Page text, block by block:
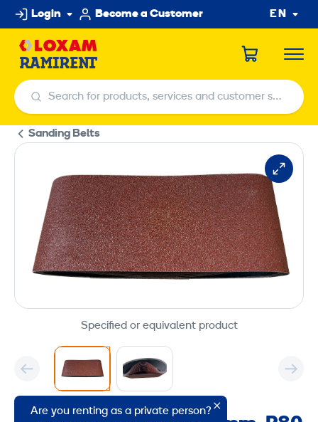
Skip
to
content
Login Become a Customer EN
Search for products, services and customer service centers
Search for products, services and customer service centers
Sanding Belts
Specified or equivalent product
Are you renting as a private person?